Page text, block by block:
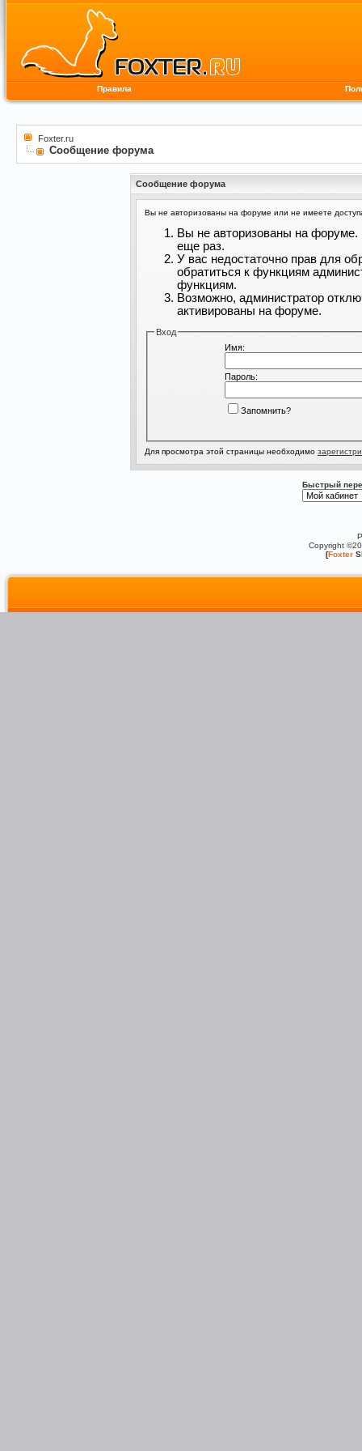
Правила
Foxter.ru
Сообщение форума
Сообщение форума
Вы не авторизованы на форуме или не имеете
Вы не авторизованы на форуме.
еще раз.
У вас недостаточно прав для
обратиться к функциям
функциям.
Возможно, администратор
активированы на форуме.
Вход
Имя:
Пароль:
Запомнить?
Для просмотра этой страницы необходимо
Быстрый
Copyright
[Foxter